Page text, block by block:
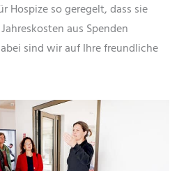
Hospize so geregelt, dass sie
aus Spenden
sind wir auf Ihre freundliche